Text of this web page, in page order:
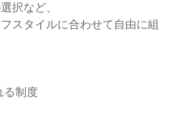
択など、
スタイルに合わせて自由に組